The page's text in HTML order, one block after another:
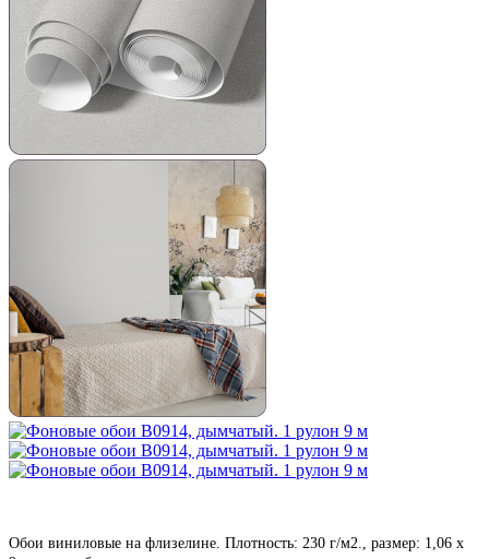
Обои виниловые на флизелине. Плотность: 230 г/м2., размер: 1,06 х